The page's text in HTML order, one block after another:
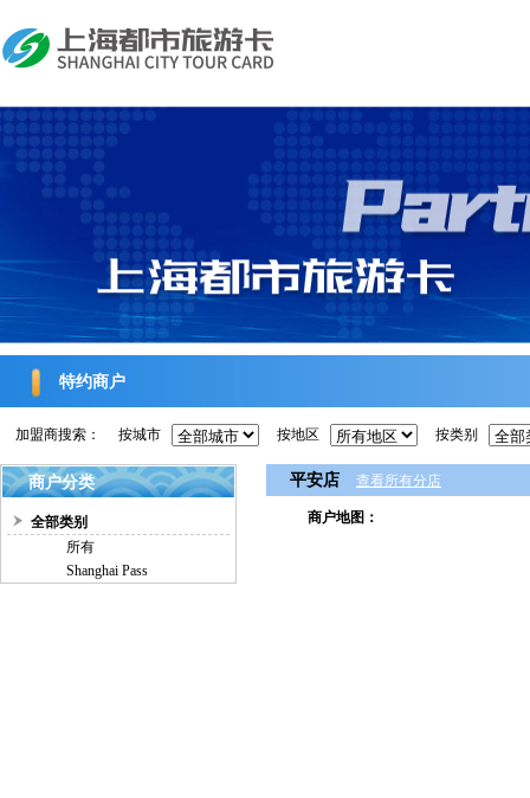
特约商户
加盟商搜索： 按城市 按地区 按类别
商户分类
全部类别
所有
Shanghai Pass
平安店 查看所有分店
商户地图：